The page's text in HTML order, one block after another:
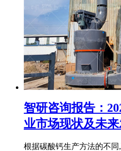
智研咨询报告：
业市场现状及未来
根据碳酸钙生产方法的不